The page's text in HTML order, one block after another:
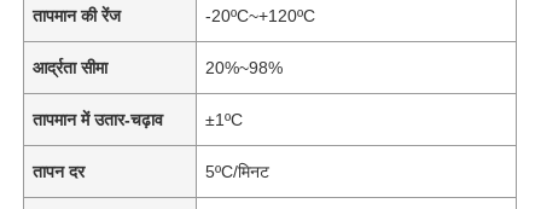
तापमान की रेंज -20ºC~+120ºC
आर्द्रता सीमा 20%~98%
तापमान में उतार-चढ़ाव ±1ºC
तापन दर 5ºC/मिनट